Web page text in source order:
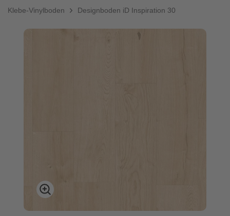
Klebe-Vinylboden
Designboden iD Inspiration 30